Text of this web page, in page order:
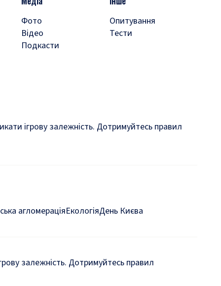
Фото
Відео
Подкасти
Опитування
Тести
ігрову залежність. Дотримуйтесь правил
агломераціяЕкологіяДень Києва
залежність. Дотримуйтесь правил